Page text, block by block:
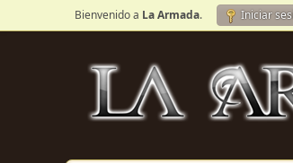
Bienvenido a La Armada. Iniciar